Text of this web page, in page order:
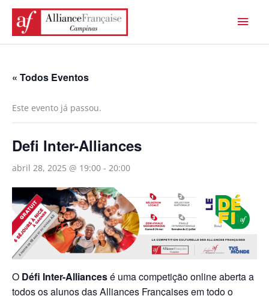
para
« Todos Eventos
Este evento já passou.
Defi Inter-Alliances
abril 28, 2025 @ 19:00 - 20:00
O Défi Inter-Alliancesé uma competição online aberta a
todos os alunos das Alliances Françaises em todo o